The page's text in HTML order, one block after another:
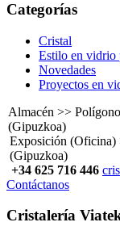
Categorías
Cristal
Estilo en vidrio
Novedades
Proyectos en
Almacén >>
(Gipuzkoa)
Exposición (Oficina)
(Gipuzkoa)
+34 625 716 446
Contáctanos
Cristalería